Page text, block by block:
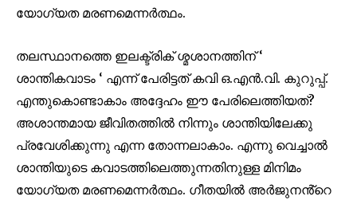
യോഗ്യത മരണമെന്നർത്ഥം.
തലസ്ഥാനത്തെ ഇലക്ട്രിക് ശ്മശാനത്തിന്‘
ശാന്തികവാടം ‘ എന്ന് പേരിട്ടത് കവി ഒ.എൻ.വി. കുറുപ്പ്.
എന്തുകൊണ്ടാകാം അദ്ദേഹം ഈ പേരിലെത്തിയത്?
അശാന്തമായ ജീവിതത്തിൽ നിന്നും ശാന്തിയിലേക്കു
പ്രവേശിക്കുന്നു എന്ന തോന്നലാകാം. എന്നു വെച്ചാൽ
ശാന്തിയുടെ കവാടത്തിലെത്തുന്നതിനുള്ള മിനിമം
യോഗ്യത മരണമെന്നർത്ഥം. ഗീതയിൽ അർജുനൻ്റെ